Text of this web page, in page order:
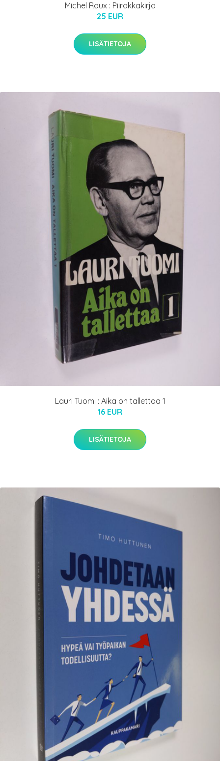
Michel Roux : Piirakkakirja
25 EUR
LISÄTIETOJA
Lauri Tuomi : Aika on tallettaa 1
16 EUR
LISÄTIETOJA